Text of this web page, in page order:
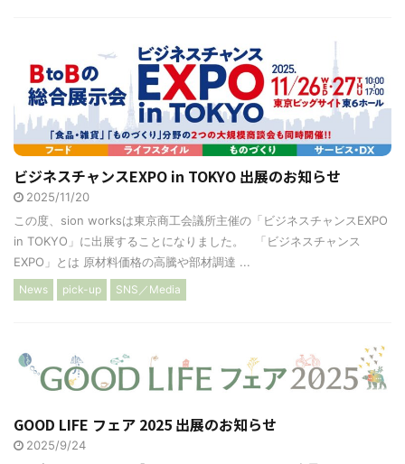
ビジネスチャンスEXPO in TOKYO 出展のお知らせ
2025/11/20
この度、sion worksは東京商工会議所主催の「ビジネスチャンスEXPO
in TOKYO」に出展することになりました。 「ビジネスチャンス
EXPO」とは 原材料価格の高騰や部材調達 ...
News pick-up SNS／Media
GOOD LIFE フェア 2025 出展のお知らせ
2025/9/24